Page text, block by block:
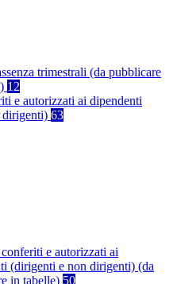
trimestrali (da pubblicare
12
e autorizzati ai dipendenti
dirigenti) 63
e autorizzati ai
(dirigenti e non dirigenti) (da
in tabelle) 50